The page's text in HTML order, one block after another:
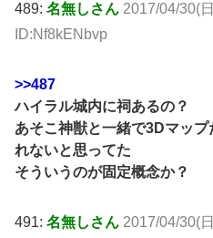
489: 名無しさん 2017/04/30(
ID:Nf8kENbvp
>>487
ハイラル城内に祠あるの？
あそこ神獣と一緒で3Dマッ
れないと思ってた
そういうのが固定概念か？
491: 名無しさん 2017/04/30(